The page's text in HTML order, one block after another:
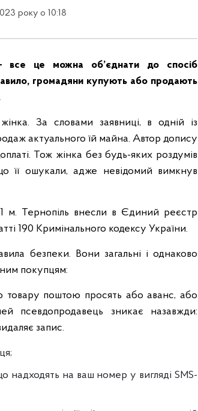
року о 10:18
все це можна об’єднати до спосіб
громадяни купують або продають
За словами заявниці, в одній із
актуального їй майна. Автор допису
Тож жінка без будь-яких роздумів
її ошукали, адже невідомий вимкнув
1 м. Тернопіль внесли в Єдиний реєстр
190 Кримінального кодексу України.
безпеки. Вони загальні і однаково
покупцям:
товару поштою просять або аванс, або
псевдопродавець зникає назавжди:
запис.
надходять на ваш номер у вигляді SMS-